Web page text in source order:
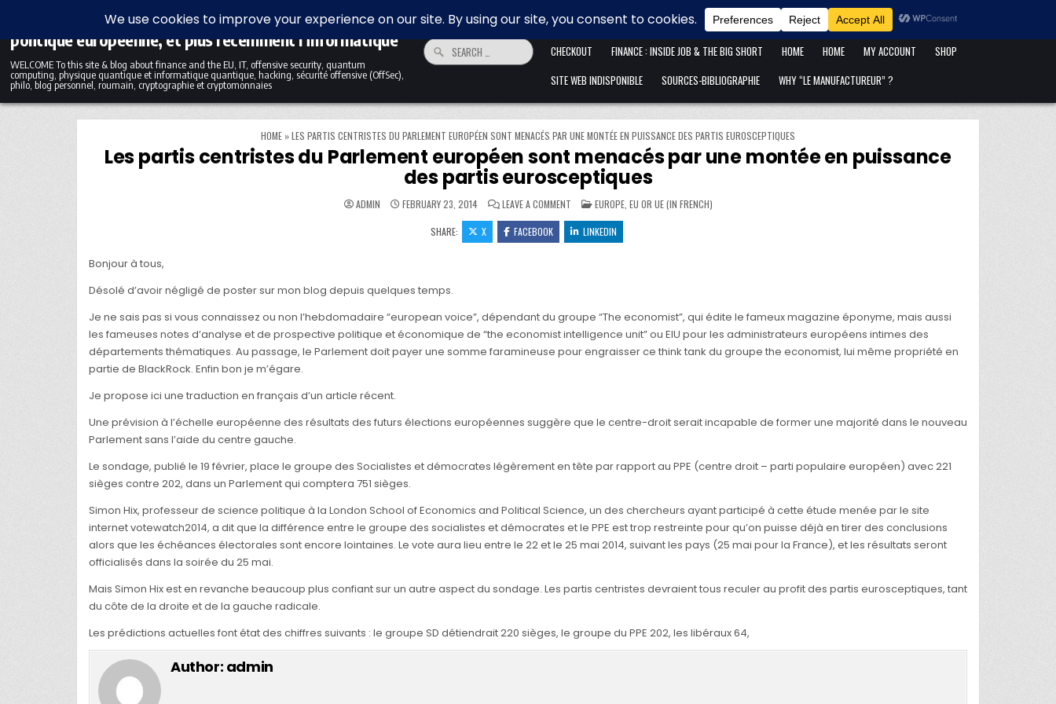
Blog bilingue (FR-EN) sur la finance, l'économie et la
politique européenne, et plus récemment l'informatique
WELCOME To this site & blog about finance and the EU, IT, offensive security, quantum
computing, physique quantique et informatique quantique, hacking, sécurité offensive (OffSec),
philo, blog personnel, roumain, cryptographie et cryptomonnaies
Search for:
HOME ALLER ANFANG IST SCHWER. ANFANG IST ANFANG ! BLOG CART
CATÉGORIES DE PUBLICATIONS
CHECKOUT
FINANCE : INSIDE JOB & THE BIG SHORT HOME HOME MY ACCOUNT
SHOP
SITE WEB INDISPONIBLE
SOURCES-BIBLIOGRAPHIE WHY “LE MANUFACTUREUR” ?
HOME »LES PARTIS CENTRISTES DU PARLEMENT EUROPÉEN SONT MENACÉS PAR UNE MONTÉE EN PUISSANCE DES PARTIS EUROSCEPTIQUES
Les partis centristes du Parlement européen sont menacés par une montée en puissance
des partis eurosceptiques
ADMIN FEBRUARY 23, 2014 LEAVE A COMMENTON LES PARTIS CENTRISTES DU PARLEMENT EUROPÉEN SONT MENACÉS PAR UNE MONTÉE EN PUISSANCE DES PARTIS
POSTED IN
EUROPE, EU OR UE (IN FRENCH)
SHARE: X FACEBOOK LINKEDIN
Bonjour à tous,
Désolé d’avoir négligé de poster sur mon blog depuis quelques temps.
Je ne sais pas si vous connaissez ou non l’hebdomadaire “european voice”, dépendant du groupe “The economist”, qui édite le fameux magazine éponyme, mais aussi
les fameuses notes d’analyse et de prospective politique et économique de “the economist intelligence unit” ou EIU pour les administrateurs européens intimes des
départements thématiques. Au passage, le Parlement doit payer une somme faramineuse pour engraisser ce think tank du groupe the economist, lui même propriété en
partie de BlackRock. Enfin bon je m’égare.
Je propose ici une traduction en français d’un article récent.
Une prévision à l’échelle européenne des résultats des futurs élections européennes suggère que le centre-droit serait incapable de former une majorité dans le nouveau
Parlement sans l’aide du centre gauche.
Le sondage, publié le 19 février, place le groupe des Socialistes et démocrates légèrement en tête par rapport au PPE (centre droit – parti populaire européen) avec 221
sièges contre 202, dans un Parlement qui comptera 751 sièges.
Simon Hix, professeur de science politique à la London School of Economics and Political Science, un des chercheurs ayant participé à cette étude menée par le site
internet votewatch2014, a dit que la différence entre le groupe des socialistes et démocrates et le PPE est trop restreinte pour qu’on puisse déjà en tirer des conclusions
alors que les échéances électorales sont encore lointaines. Le vote aura lieu entre le 22 et le 25 mai 2014, suivant les pays (25 mai pour la France), et les résultats seront
officialisés dans la soirée du 25 mai.
Mais Simon Hix est en revanche beaucoup plus confiant sur un autre aspect du sondage. Les partis centristes devraient tous reculer au profit des partis eurosceptiques, tant
du côte de la droite et de la gauche radicale.
Les prédictions actuelles font état des chiffres suivants : le groupe SD détiendrait 220 sièges, le groupe du PPE 202, les libéraux 64,
Author: admin